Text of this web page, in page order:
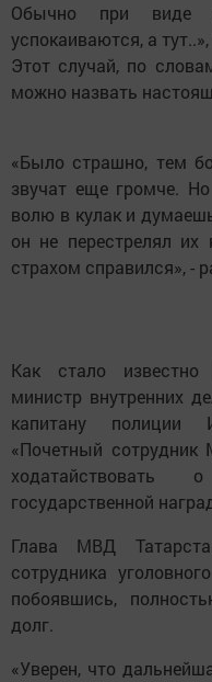
Обычно при виде
успокаиваются, а
Этот случай, по
можно назвать
«Было страшно, тем
звучат еще громче.
волю в кулак и
он не перестрелял
страхом справился», -
Как стало известно
министр внутренних
капитану полиции
«Почетный
государственной
Глава МВД
сотрудника
побоявшись,
долг.
«Уверен, что